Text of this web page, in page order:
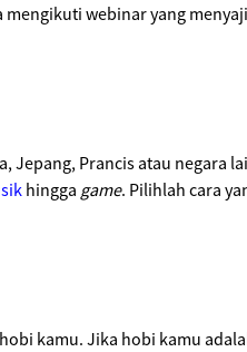
webinar yang
Prancis atau negara
hingga game. Pilihlah cara
kamu. Jika hobi kamu